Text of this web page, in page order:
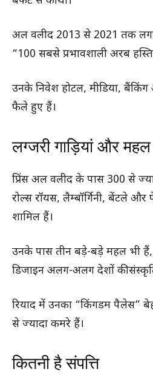
अल वलीद 2013 से 2021 तक
“100 सबसे प्रभावशाली अरब
उनके निवेश होटल, मीडिया,
फैले हुए हैं।
लग्जरी गाड़ियां और महल
प्रिंस अल वलीद के पास 300 से
रोल्स रॉयस, लैम्बॉर्गिनी, बेंटले और
शामिल हैं।
उनके पास तीन बड़े-बड़े महल भी
डिजाइन अलग-अलग देशों की
रियाद में उनका “किंगडम पैलेस”
से ज्यादा कमरे हैं।
कितनी है संपत्ति